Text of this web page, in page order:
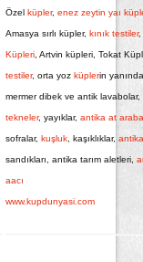
Özel küpler, enez zeytin yaı
Amasya sırlı küpler, kınık testiler,
Küpleri, Artvin küpleri, Tokat
testiler, orta yozküplerin
mermer dibek ve antik lavabolar,
tekneler, yayıklar, antika at
sofralar, kuşluk, kaşıklıklar, antika
sandıkları, antika tarım aletleri,
aacı
www.kupdunyasi.com